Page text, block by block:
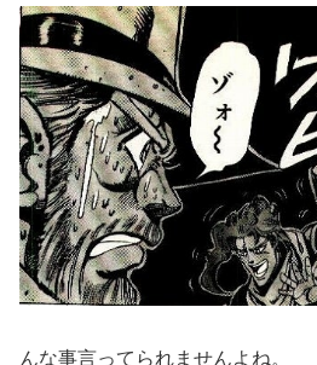
んな事言ってられませんよね。